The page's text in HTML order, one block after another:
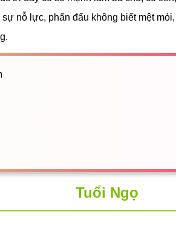
nỗ lực, phấn đấu không biết mệt
Tuổi Ngọ